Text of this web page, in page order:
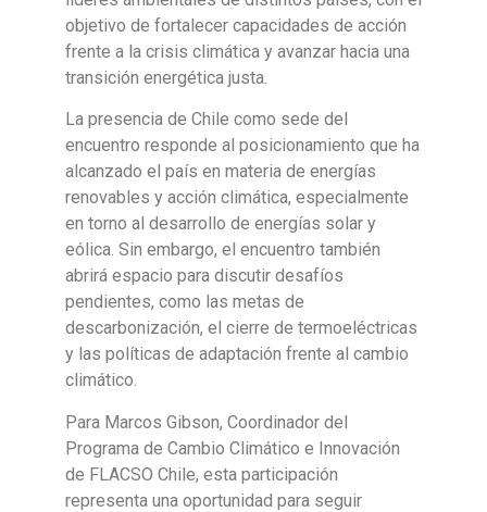
objetivo de fortalecer capacidades de acción
frente a la crisis climática y avanzar hacia una
transición energética justa.
La presencia de Chile como sede del
encuentro responde al posicionamiento que ha
alcanzado el país en materia de energías
renovables y acción climática, especialmente
en torno al desarrollo de energías solar y
eólica. Sin embargo, el encuentro también
abrirá espacio para discutir desafíos
pendientes, como las metas de
descarbonización, el cierre de termoeléctricas
y las políticas de adaptación frente al cambio
climático.
Para Marcos Gibson, Coordinador del
Programa de Cambio Climático e Innovación
de FLACSO Chile, esta participación
representa una oportunidad para seguir